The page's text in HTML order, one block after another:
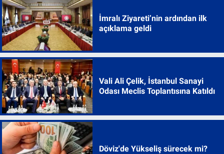
İmralı Ziyareti’nin ardından ilk
açıklama geldi
Vali Ali Çelik, İstanbul Sanayi
Odası Meclis Toplantısına Katıldı
Döviz'de Yükseliş sürecek mi?